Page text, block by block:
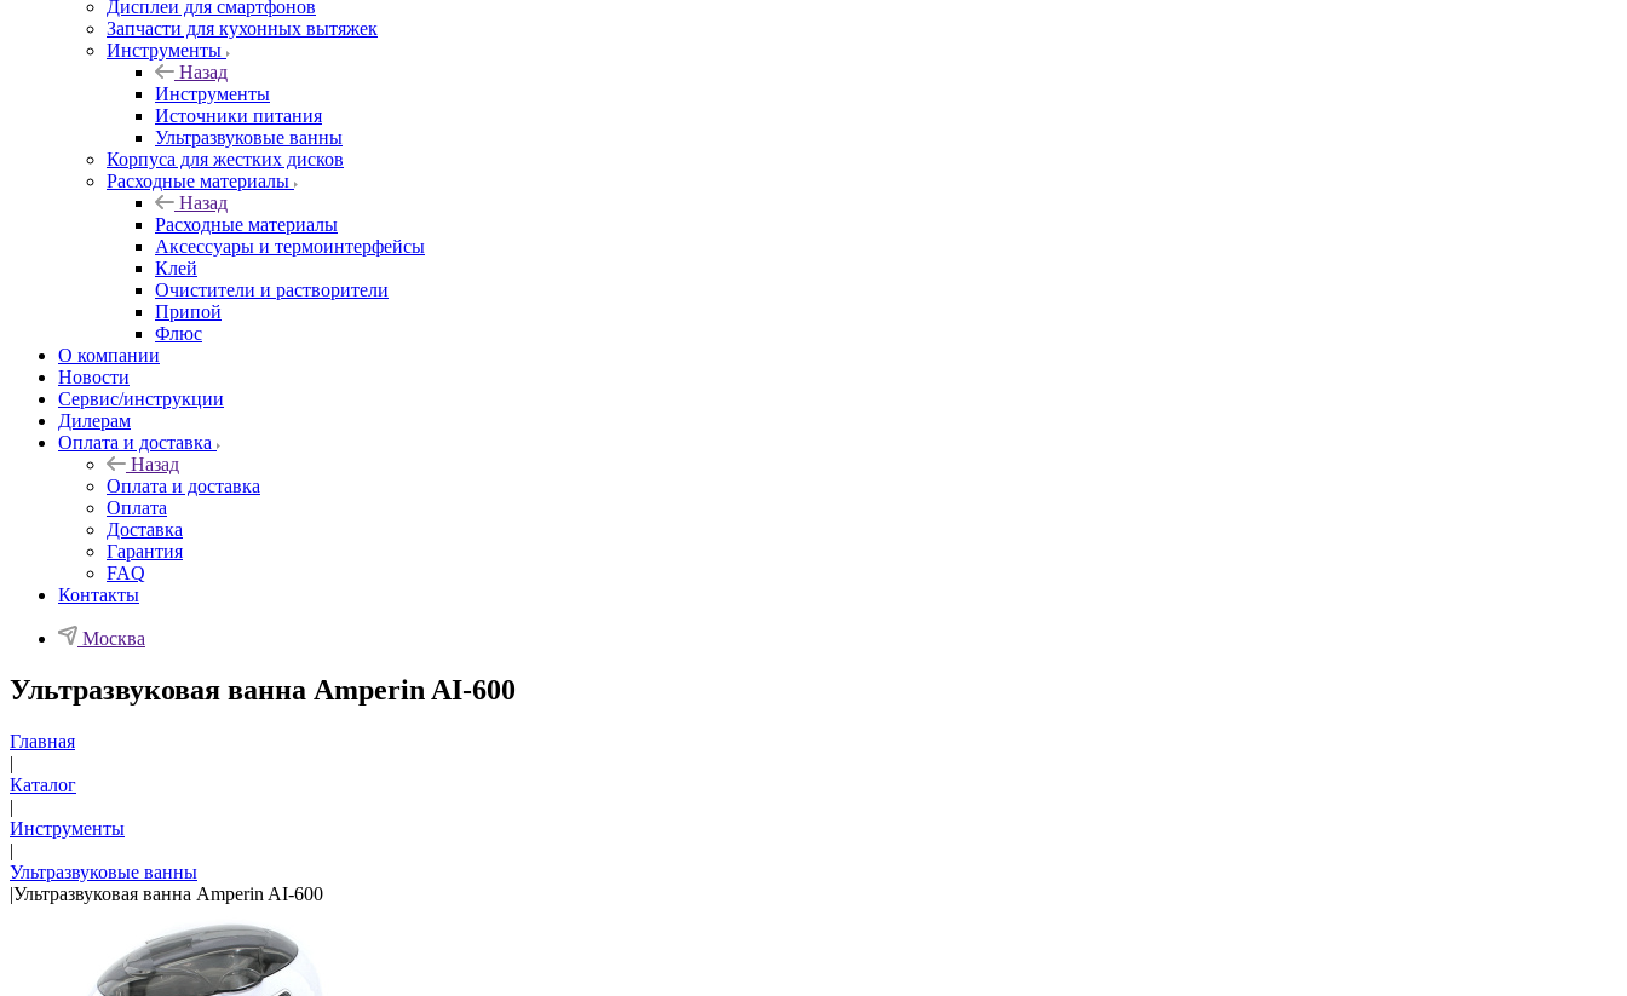
Дисплеи для смартфонов
Запчасти для кухонных вытяжек
Инструменты
Назад
Инструменты
Источники питания
Ультразвуковые ванны
Корпуса для жестких дисков
Расходные материалы
Назад
Расходные материалы
Аксессуары и термоинтерфейсы
Клей
Очистители и растворители
Припой
Флюс
О компании
Новости
Сервис/инструкции
Дилерам
Оплата и доставка
Назад
Оплата и доставка
Оплата
Доставка
Гарантия
FAQ
Контакты
Москва
Ультразвуковая ванна Amperin AI-600
Главная
|
Каталог
|
Инструменты
|
Ультразвуковые ванны
|Ультразвуковая ванна Amperin AI-600